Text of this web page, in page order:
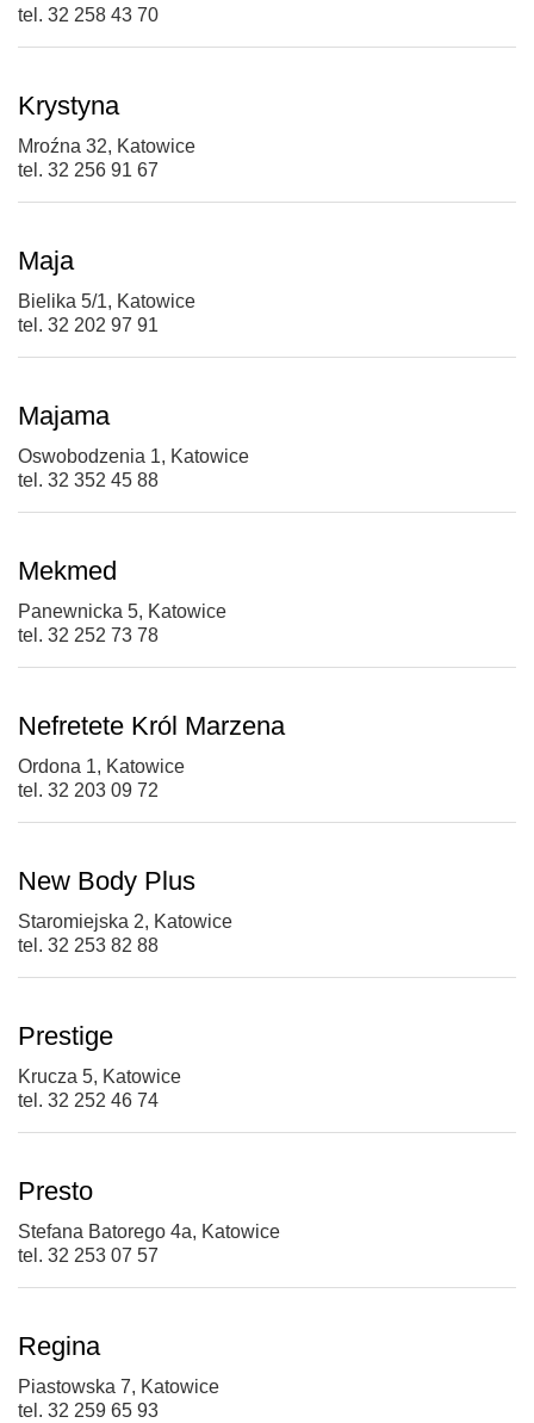
tel. 32 258 43 70
Krystyna
Mroźna 32, Katowice
tel. 32 256 91 67
Maja
Bielika 5/1, Katowice
tel. 32 202 97 91
Majama
Oswobodzenia 1, Katowice
tel. 32 352 45 88
Mekmed
Panewnicka 5, Katowice
tel. 32 252 73 78
Nefretete Król Marzena
Ordona 1, Katowice
tel. 32 203 09 72
New Body Plus
Staromiejska 2, Katowice
tel. 32 253 82 88
Prestige
Krucza 5, Katowice
tel. 32 252 46 74
Presto
Stefana Batorego 4a, Katowice
tel. 32 253 07 57
Regina
Piastowska 7, Katowice
tel. 32 259 65 93